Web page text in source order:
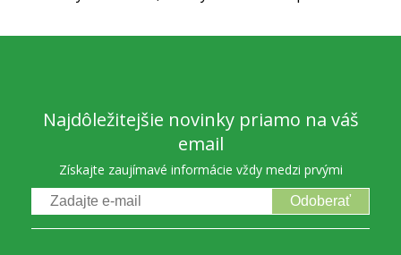
Najdôležitejšie novinky priamo na váš
email
Získajte zaujímavé informácie vždy medzi prvými
Odoberať